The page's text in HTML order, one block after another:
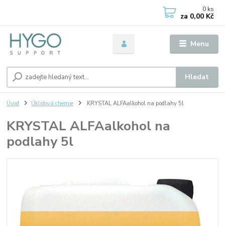
Menu
Hledat
0 ks
za 0,00 Kč
Úvod Úklidová chemie KRYSTAL ALFAalkohol na podlahy 5l
KRYSTAL ALFAalkohol na
podlahy 5l